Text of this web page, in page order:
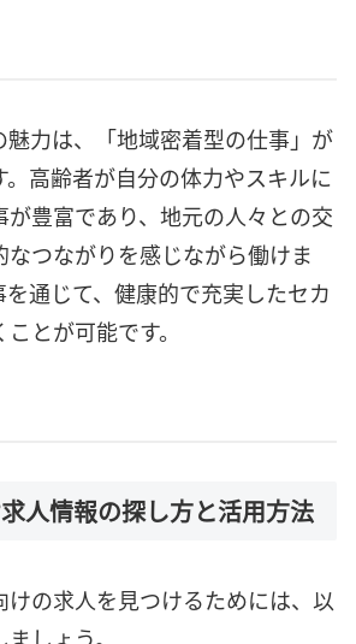
魅力は、「地域密着型の仕事」が
高齢者が自分の体力やスキルに
が豊富であり、地元の人々との交
なつながりを感じながら働けま
通じて、健康的で充実したセカ
とが可能です。
人情報の探し方と活用方法
けの求人を見つけるためには、以
しょう。